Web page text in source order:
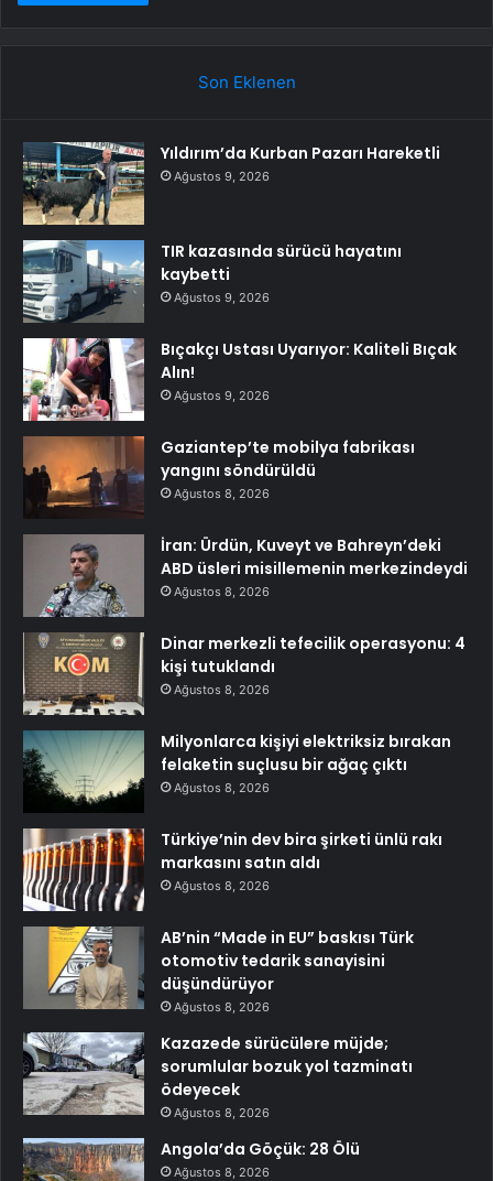
Son Eklenen
Yıldırım’da Kurban Pazarı Hareketli
Ağustos 9, 2026
TIR kazasında sürücü hayatını
kaybetti
Ağustos 9, 2026
Bıçakçı Ustası Uyarıyor: Kaliteli Bıçak
Alın!
Ağustos 9, 2026
Gaziantep’te mobilya fabrikası
yangını söndürüldü
Ağustos 8, 2026
İran: Ürdün, Kuveyt ve Bahreyn’deki
ABD üsleri misillemenin merkezindeydi
Ağustos 8, 2026
Dinar merkezli tefecilik operasyonu: 4
kişi tutuklandı
Ağustos 8, 2026
Milyonlarca kişiyi elektriksiz bırakan
felaketin suçlusu bir ağaç çıktı
Ağustos 8, 2026
Türkiye’nin dev bira şirketi ünlü rakı
markasını satın aldı
Ağustos 8, 2026
AB’nin “Made in EU” baskısı Türk
otomotiv tedarik sanayisini
düşündürüyor
Ağustos 8, 2026
Kazazede sürücülere müjde;
sorumlular bozuk yol tazminatı
ödeyecek
Ağustos 8, 2026
Angola’da Göçük: 28 Ölü
Ağustos 8, 2026